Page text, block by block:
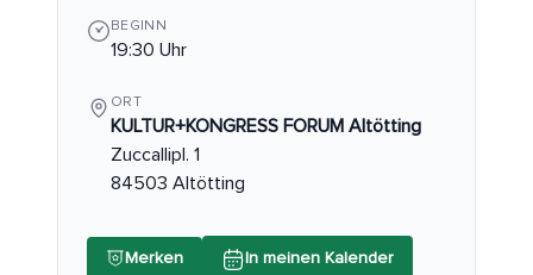
BEGINN
19:30 Uhr
ORT
KULTUR+KONGRESS FORUM Altötting
Zuccallipl. 1
84503 Altötting
Merken In meinen Kalender